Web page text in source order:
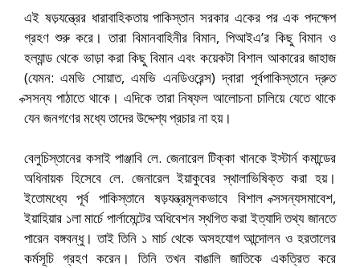
এই ষড়যন্ত্রের ধারাবাহিকতায় পাকিস্তান সরকার একের পর এক পদক্ষেপ
গ্রহণ শুরু করে। তারা বিমানবাহিনীর বিমান, পিআইএ’র কিছু বিমান ও
হল্যান্ড থেকে ভাড়া করা কিছু বিমান এবং কয়েকটা বিশাল আকারের জাহাজ
(যেমন: এমভি সোয়াত, এমভি এনডিওরেন্স) দ্বারা পূর্বপাকিস্তানে দ্রুত
ক্সসন্য পাঠাতে থাকে। এদিকে তারা নিষ্ফল আলোচনা চালিয়ে যেতে থাকে
যেন জনগণের মধ্যে তাদের উদ্দেশ্য প্রচার না হয়।
বেলুচিস্তানের কসাই পাঞ্জাবি লে. জেনারেল টিক্কা খানকে ইস্টার্ন কমান্ডের
অধিনায়ক হিসেবে লে. জেনারেল ইয়াকুবের স্থালাভিষিক্ত করা হয়।
ইতোমধ্যে পূর্ব পাকিস্তানে ষড়যন্ত্রমূলকভাবে বিশাল ক্সসন্যসমাবেশ,
ইয়াহিয়ার ১লা মার্চে পার্লামেন্টের অধিবেশন স্থগিত করা ইত্যাদি তথ্য জানতে
পারেন বঙ্গবন্ধু। তাই তিনি ১ মার্চ থেকে অসহযোগ আন্দোলন ও হরতালের
কর্মসূচি গ্রহণ করেন। তিনি তখন বাঙালি জাতিকে একত্রিত করে